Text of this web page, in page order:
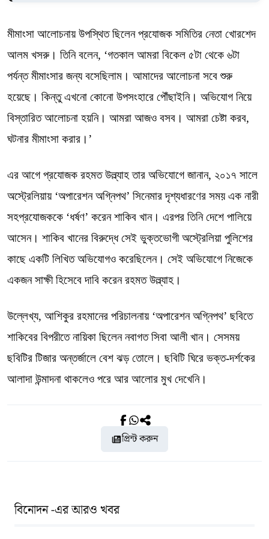
মীমাংসা আলোচনায় উপস্থিত ছিলেন প্রযোজক সমিতির নেতা খোরশেদ
আলম খসরু। তিনি বলেন, ‘গতকাল আমরা বিকেল ৫টা থেকে ৬টা
পর্যন্ত মীমাংসার জন্য বসেছিলাম। আমাদের আলোচনা সবে শুরু
হয়েছে। কিন্তু এখনো কোনো উপসংহারে পৌঁছাইনি। অভিযোগ নিয়ে
বিস্তারিত আলোচনা হয়নি। আমরা আজও বসব। আমরা চেষ্টা করব,
ঘটনার মীমাংসা করার।’
এর আগে প্রযোজক রহমত উল্ল্যাহ তার অভিযোগে জানান, ২০১৭ সালে
অস্ট্রেলিয়ায় ‘অপারেশন অগ্নিপথ’ সিনেমার দৃশ্যধারণের সময় এক নারী
সহপ্রযোজককে ‘ধর্ষণ’ করেন শাকিব খান। এরপর তিনি দেশে পালিয়ে
আসেন। শাকিব খানের বিরুদ্ধে সেই ভুক্তভোগী অস্ট্রেলিয়া পুলিশের
কাছে একটি লিখিত অভিযোগও করেছিলেন। সেই অভিযোগে নিজেকে
একজন সাক্ষী হিসেবে দাবি করেন রহমত উল্ল্যাহ।
উল্লেখ্য, আশিকুর রহমানের পরিচালনায় ‘অপারেশন অগ্নিপথ’ ছবিতে
শাকিবের বিপরীতে নায়িকা ছিলেন নবাগত সিবা আলী খান। সেসময়
ছবিটির টিজার অন্তর্জালে বেশ ঝড় তোলে। ছবিটি ঘিরে ভক্ত-দর্শকের
আলাদা উন্মাদনা থাকলেও পরে আর আলোর মুখ দেখেনি।
প্রিন্ট করুন
বিনোদন -এর আরও খবর